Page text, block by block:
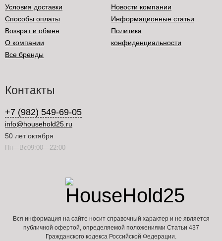
Условия доставки
Способы оплаты
Возврат и обмен
О компании
Все бренды
Новости компании
Информационные статьи
Политика
конфиденциальности
Контакты
+7 (982) 549-69-05
info@household25.ru
50 лет октября
Пн—Вс09:00—22:00
Вся информация на сайте носит справочный характер и не является
публичной офертой, определяемой положениями Статьи 437
Гражданского кодекса Российской Федерации.